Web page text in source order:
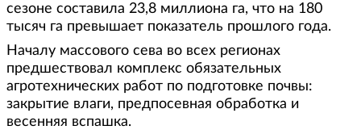
сезоне составила 23,8 миллиона га, что на 180
тысяч га превышает показатель прошлого года.
Началу массового сева во всех регионах
предшествовал комплекс обязательных
агротехнических работ по подготовке почвы:
закрытие влаги, предпосевная обработка и
весенняя вспашка.